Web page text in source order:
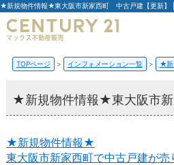
TOPページ インフォメーション一覧 ★新
★新規物件情報★東大阪市
★新規物件情報★
東大阪市新家西町で中古戸建が売